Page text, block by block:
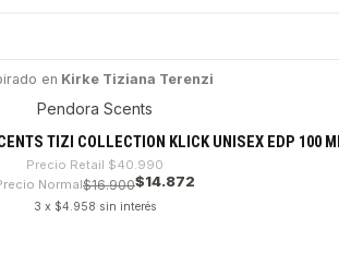
en Kirke Tiziana Terenzi
Pendora Scents
TIZI COLLECTION KLICK UNISEX EDP 100
Precio Retail $40.990
Normal$16.900$14.872
3 x $4.958 sin interés